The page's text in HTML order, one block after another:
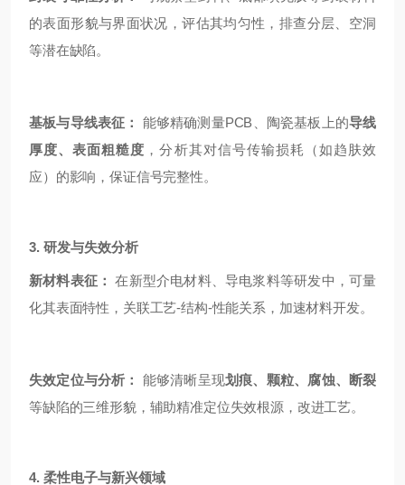
的表面形貌与界面状况，评估其均匀性，排查分层、空洞
等潜在缺陷。
基板与导线表征： 能够精确测量PCB、陶瓷基板上的导线
厚度、表面粗糙度 ，分析其对信号传输损耗（如趋肤效
应）的影响，保证信号完整性。
3. 研发与失效分析
新材料表征： 在新型介电材料、导电浆料等研发中，可量
化其表面特性，关联工艺-结构-性能关系，加速材料开发。
失效定位与分析： 能够清晰呈现划痕、颗粒、腐蚀、断裂
等缺陷的三维形貌，辅助精准定位失效根源，改进工艺。
4. 柔性电子与新兴领域